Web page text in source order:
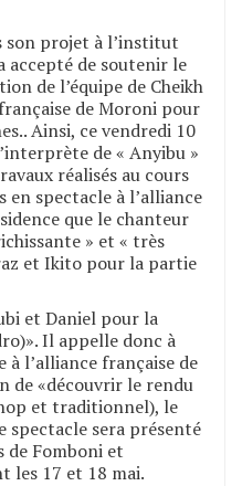
son projet à l’institut
accepté de soutenir le
de l’équipe de Cheikh
de Moroni pour
Ainsi, ce vendredi 10
de « Anyibu »
réalisés au cours
en spectacle à l’alliance
que le chanteur
» et « très
et Ikito pour la partie
et Daniel pour la
Il appelle donc à
à l’alliance française de
de «découvrir le rendu
et traditionnel), le
spectacle sera présenté
de Fomboni et
les 17 et 18 mai.